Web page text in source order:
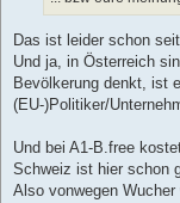
Das ist leider schon
Und ja, in Österreich
Bevölkerung denkt, ist
(EU-)Politiker/
Und bei A1-B.free
Schweiz ist hier schon
Also vonwegen